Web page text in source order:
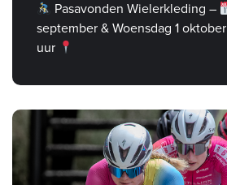
Pasavonden Wielerkleding –
september & Woensdag 1 oktober
uur